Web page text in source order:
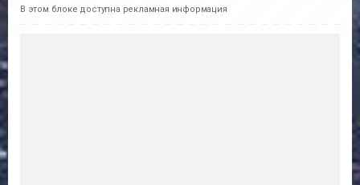
В этом блоке доступна рекламная информация